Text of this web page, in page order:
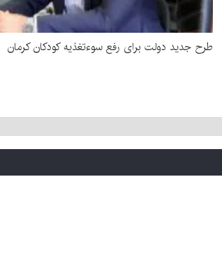
طرح جدید دولت برای رفع سوءتغذیه کودکان کرمان